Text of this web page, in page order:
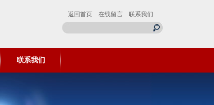
返回首页 在线留言 联系我们
联系我们